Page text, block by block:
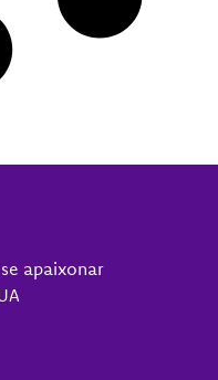
apaixonar